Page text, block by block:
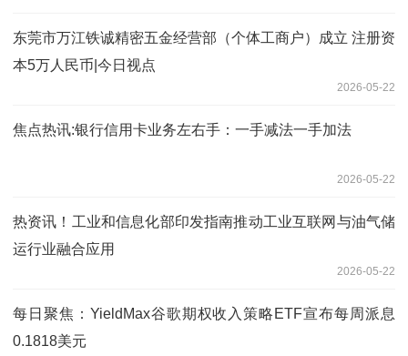
东莞市万江铁诚精密五金经营部（个体工商户）成立 注册资
本5万人民币|今日视点
2026-05-22
焦点热讯:银行信用卡业务左右手：一手减法一手加法
2026-05-22
热资讯！工业和信息化部印发指南推动工业互联网与油气储
运行业融合应用
2026-05-22
每日聚焦：YieldMax谷歌期权收入策略ETF宣布每周派息
0.1818美元